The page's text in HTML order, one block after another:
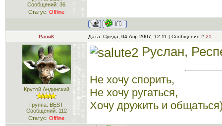
Сообщений: 36
Статус: Offline
РавиК Дата: Среда, 04-Апр-2007, 12:11 | Сообщение # 21
Крутой Андинский
Группа: BEST
Сообщений: 112
Статус: Offline
Руслан,
Не хочу спорить,
Не хочу ругаться,
Хочу дружить и